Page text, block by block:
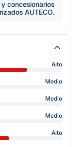
concesionarios
AUTECO.
Alto
Medio
Medio
Medio
Alto